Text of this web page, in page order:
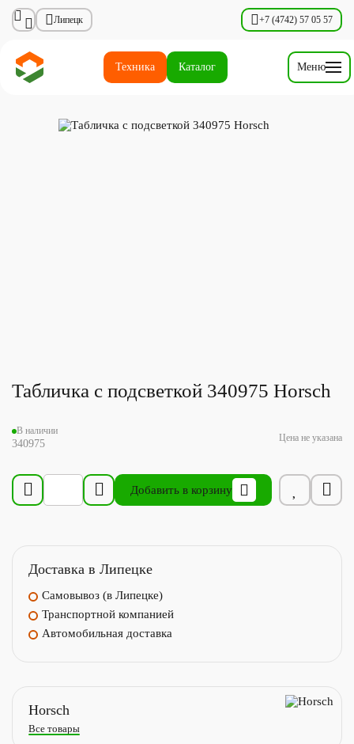
Липецк +7 (4742) 57 05 57
Техника Каталог Меню
Табличка с подсветкой 340975 Horsch
В наличии
340975 Цена не указана
Добавить в корзину
Доставка в Липецке
Самовывоз (в Липецке)
Транспортной компанией
Автомобильная доставка
Horsch
Все товары